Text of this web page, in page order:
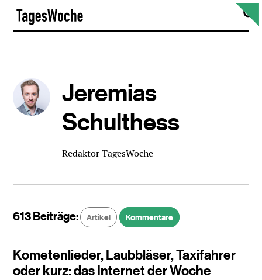
Skip
content
Jeremias
Schulthess
Redaktor TagesWoche
613 Beiträge: Artikel Kommentare
Kometenlieder, Laubbläser, Taxifahrer
oder kurz: das Internet der Woche